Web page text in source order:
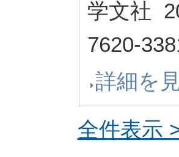
学文社
7620-
詳細を
全件表示